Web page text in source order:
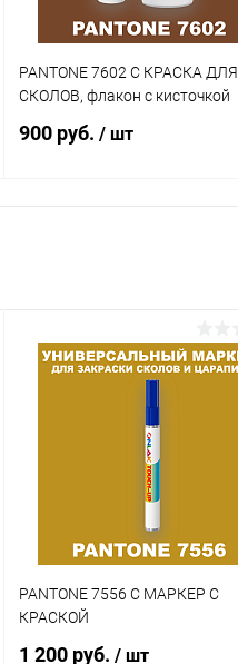
PANTONE 7602 C КРАСКА ДЛЯ
СКОЛОВ, флакон с кисточкой
900 руб. / шт
Цвет:
матовая
PANTONE 7556 C МАРКЕР С
КРАСКОЙ
1 200 руб. / шт